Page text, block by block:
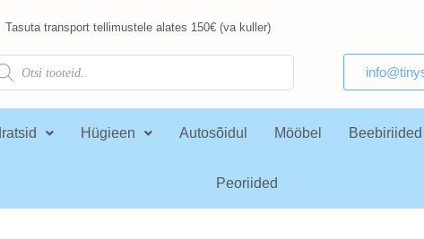
Tasuta transport tellimustele alates 150€ (va kuller)
Hügieen Autosõidul Mööbel Beebiriided
Peoriided